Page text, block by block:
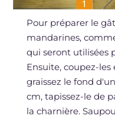
Pour préparer le
mandarines,
qui seront utilisées
Ensuite, coupez-
graissez le fond
cm, tapissez-le de
la charnière.